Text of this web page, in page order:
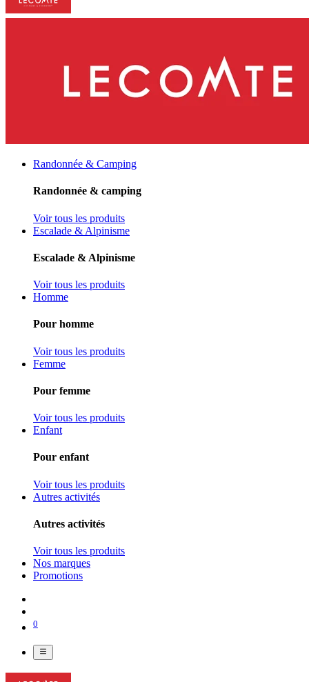
Randonnée & Camping
Randonnée & camping
Voir tous les produits
Escalade & Alpinisme
Escalade & Alpinisme
Voir tous les produits
Homme
Pour homme
Voir tous les produits
Femme
Pour femme
Voir tous les produits
Enfant
Pour enfant
Voir tous les produits
Autres activités
Autres activités
Voir tous les produits
Nos marques
Promotions
0